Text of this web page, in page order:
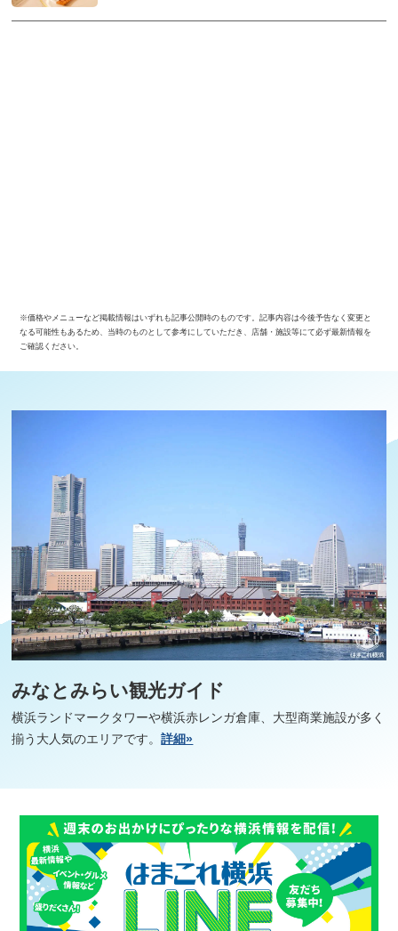
※価格やメニューなど掲載情報はいずれも記事公開時のものです。記事内容は今後予告なく変更と
なる可能性もあるため、当時のものとして参考にしていただき、店舗・施設等にて必ず最新情報を
ご確認ください。
みなとみらい観光ガイド
横浜ランドマークタワーや横浜赤レンガ倉庫、大型商業施設が多く
揃う大人気のエリアです。詳細»